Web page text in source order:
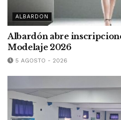
ALBARDON
Albardón abre
Modelaje 2026
5 AGOSTO - 2026